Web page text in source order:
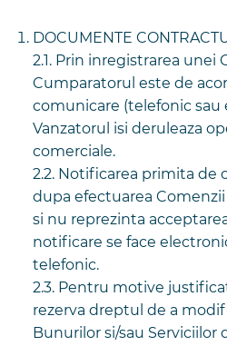
DOCUMENTE
2.1. Prin inregistrarea unei
Cumparatorul este de
comunicare (telefonic sau
Vanzatorul isi deruleaza
comerciale.
2.2. Notificarea primita de
dupa efectuarea
si nu reprezinta
notificare se face
telefonic.
2.3. Pentru motive
rezerva dreptul de a
Bunurilor si/sau Serviciilor